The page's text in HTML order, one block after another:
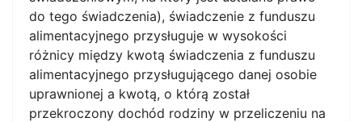
do tego świadczenia), świadczenie z funduszu
alimentacyjnego przysługuje w wysokości
różnicy między kwotą świadczenia z funduszu
alimentacyjnego przysługującego danej osobie
uprawnionej a kwotą, o którą został
przekroczony dochód rodziny w przeliczeniu na